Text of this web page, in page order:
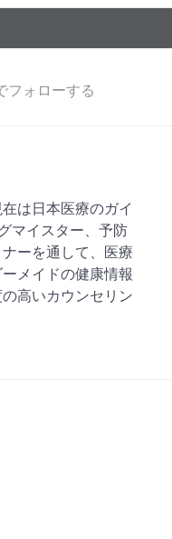
フォローする
は日本医療のガイ
マイスター、予防
ーを通して、医療
メイドの健康情報
高いカウンセリン